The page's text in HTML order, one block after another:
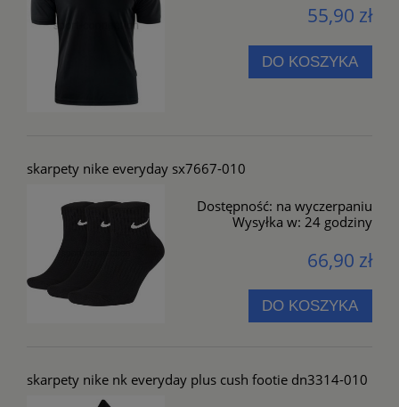
55,90 zł
DO KOSZYKA
skarpety nike everyday sx7667-010
Dostępność: na wyczerpaniu
Wysyłka w: 24 godziny
66,90 zł
DO KOSZYKA
skarpety nike nk everyday plus cush footie dn3314-010